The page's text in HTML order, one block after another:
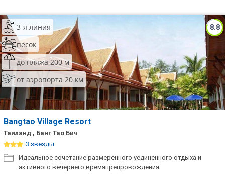
8.8
3-я линия
песок
до пляжа 200 м
от аэропорта 20 км
Bangtao Village Resort
Таиланд , Банг Тао Бич
3 звезды
Идеальное сочетание размеренного уединенного отдыха и
активного вечернего времяпрепровождения.
Сетевые отели Бали
Сетевые отели Сейшел
Сетевые отели Маврикия